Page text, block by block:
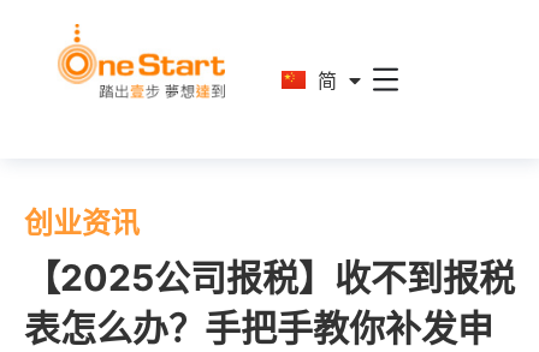
简
繁
创业资讯
【2025公司报税】收不到报税
表怎么办？手把手教你补发申